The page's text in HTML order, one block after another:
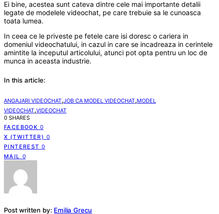
Ei bine, acestea sunt cateva dintre cele mai importante detalii
legate de modelele videochat, pe care trebuie sa le cunoasca
toata lumea.
In ceea ce le priveste pe fetele care isi doresc o cariera in
domeniul videochatului, in cazul in care se incadreaza in cerintele
amintite la inceputul articolului, atunci pot opta pentru un loc de
munca in aceasta industrie.
In this article:
ANGAJARI VIDEOCHAT,JOB CA MODEL VIDEOCHAT,MODEL
VIDEOCHAT,VIDEOCHAT
0 SHARES
FACEBOOK 0
X (TWITTER) 0
PINTEREST 0
MAIL
0
Post written by: Emilia Grecu